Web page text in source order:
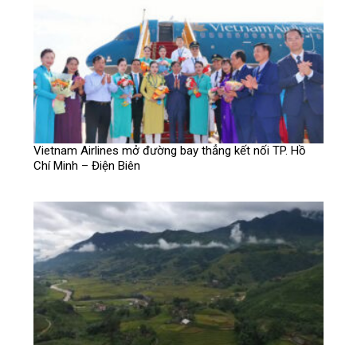
Vietnam Airlines mở đường bay thẳng kết nối TP. Hồ
Chí Minh – Điện Biên